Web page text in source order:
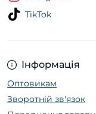
Інформація
Оптовикам
Зворотній зв'язок
TikTok